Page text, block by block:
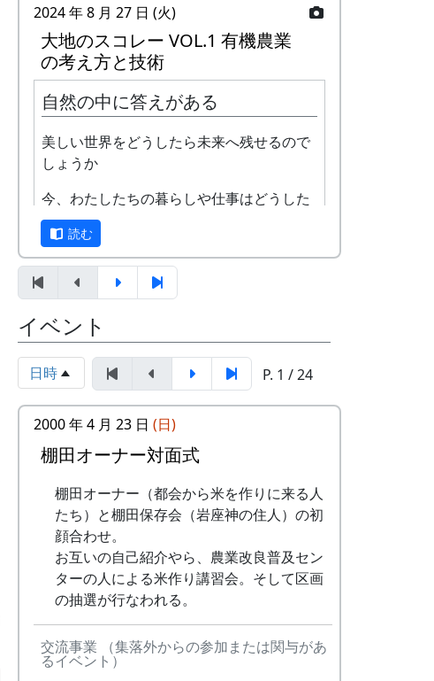
「この村に、喰われる」、「この村を、喰
ってやる」って、いやいやいや、岩座神は
そんな村じゃありませんよ。
岩座神」には、何と、1個だけで達成でき
る隠しスタンプが置いてあります。このス
タンプは、北はりまエコミュージアムで
100円割引券として使えます。
イベントのときに来て下さい
ただし、スタンプを置いている岩座神の公
会堂はふだんは閉まっていますので、いつ
来てもスタンプを押せるわけではありませ
ん。
毎月第2日曜日の「ふれあいカフェ」や、
10月20日の「棚田の収穫祭」など、岩座神
のイベントの時においでください。
2024-10-13 ふれあいカフェ
2024-10-20 棚田収穫祭 2024
スタンプの台帳 = まるごとガイド
スタンプラリーでは、『まるごとガイド』
をスタンプ台帳として使います。
「棚田の里 岩座神」は 69 ページ、No. 173
です。
スタンプラリー
正式なスタンプラリーには、アナログ5コ
ース、デジタル3コースがあり、達成した
人には以下の特典があたえられます。
抽選で3名様に「博物館セット」
北はりまの米 5kg + レトルトカレ
ー
2024 年 8 月 27 日 (火)
大地のスコレー VOL.1 有機農業
の考え方と技術
自然の中に答えがある
美しい世界をどうしたら未来へ残せるので
しょうか
今、わたしたちの暮らしや仕事はどうした
ら もう一度自然との繋がりを取り戻せるの
でしょうか
その答えはきっと自然の中にある。
然と共に暮らすこれからの生き方を学ぶ場
です。
VOL.1 有機農業の考え方と技術
「自然には仕組みがある」
有機という言葉をたどっていくと、そんな
意味がありました。 山をお手本に土を作
る。 畑におこる様々な問題に根源的なアプ
ローチで解決していく美しい農業のあり方
を学びます。 これから冬野菜のはじまりの
季節。種まき、肥料作り、畝作りなど具体
的な栽培方法もお話しいただきます。 ここ
で学んだ知識をぜひそれぞれの畑で実践し
ていただけたら幸いです。
講師 : 保田茂先生
読む
イベント
日時 P. 1 / 24
2000 年 4 月 23 日 (日)
棚田オーナー対面式
棚田オーナー（都会から米を作りに来る人
たち）と棚田保存会（岩座神の住人）の初
顔合わせ。
お互いの自己紹介やら、農業改良普及セン
ターの人による米作り講習会。そして区画
の抽選が行なわれる。
交流事業 （集落外からの参加または関与があ
るイベント）